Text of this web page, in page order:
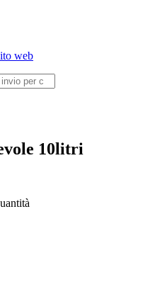
web
10litri